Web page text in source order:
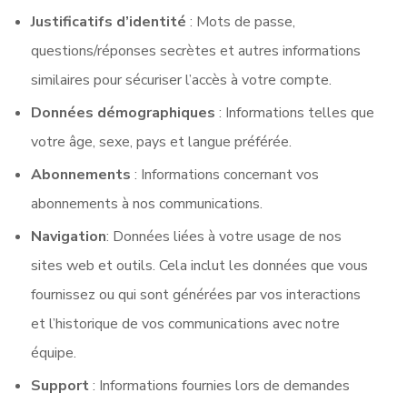
Justificatifs d’identité : Mots de passe,
questions/réponses secrètes et autres informations
similaires pour sécuriser l’accès à votre compte.
Données démographiques : Informations telles que
votre âge, sexe, pays et langue préférée.
Abonnements : Informations concernant vos
abonnements à nos communications.
Navigation: Données liées à votre usage de nos
sites web et outils. Cela inclut les données que vous
fournissez ou qui sont générées par vos interactions
et l’historique de vos communications avec notre
équipe.
Support: Informations fournies lors de demandes